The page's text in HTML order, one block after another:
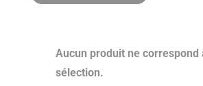
Aucun produit ne correspond
sélection.